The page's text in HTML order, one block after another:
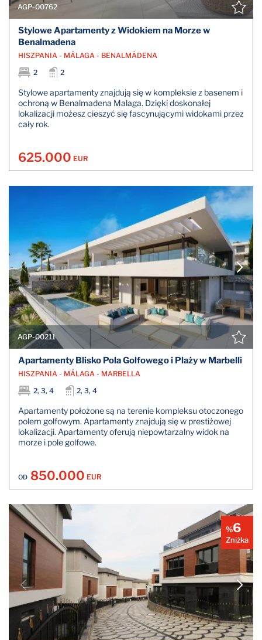
AGP-00762
Stylowe Apartamenty z Widokiem na Morze w
Benalmadena
HISZPANIA - MÁLAGA - BENALMÁDENA
2
2
Stylowe apartamenty znajdują się w kompleksie z basenem i
ochroną w Benalmadena Malaga. Dzięki doskonałej
lokalizacji możesz cieszyć się fascynującymi widokami przez
cały rok.
625.000 EUR
AGP-00211
Apartamenty Blisko Pola Golfowego i Plaży w Marbelli
HISZPANIA - MÁLAGA - MARBELLA
2, 3, 4
2, 3, 4
Apartamenty położone są na terenie kompleksu otoczonego
polem golfowym. Apartamenty znajdują się w prestiżowej
lokalizacji. Apartamenty oferują niepowtarzalny widok na
morze i pole golfowe.
OD 850.000 EUR
%6
Zniżka